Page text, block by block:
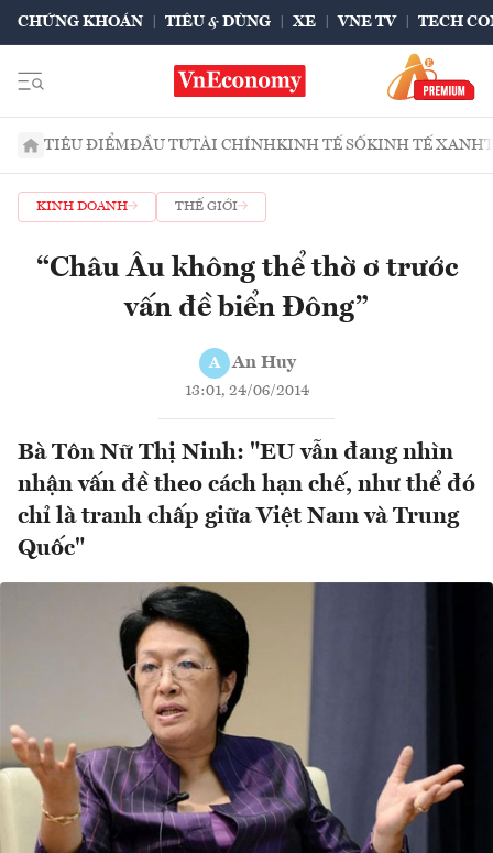
CHỨNG KHOÁN TIÊU & DÙNG XE VNE TV TECH
TIÊU ĐIỂMĐẦU TƯTÀI CHÍNHKINH TẾ SỐKINH TẾ XANH
KINH DOANH THẾ GIỚI
“Châu Âu không thể thờ ơ trước
vấn đề biển Đông”
A An Huy
13:01, 24/06/2014
Bà Tôn Nữ Thị Ninh: "EU vẫn đang nhìn
nhận vấn đề theo cách hạn chế, như thể đó
chỉ là tranh chấp giữa Việt Nam và Trung
Quốc"